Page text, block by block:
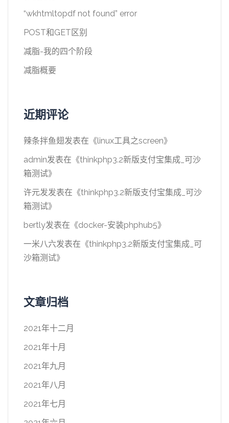
“wkhtmltopdf not found” error
POST和GET区别
减脂-我的四个阶段
减脂概要
近期评论
辣条拌鱼翅发表在《linux工具之screen》
admin发表在《thinkphp3.2新版支付宝集成_可沙
箱测试》
许元发发表在《thinkphp3.2新版支付宝集成_可沙
箱测试》
bertly发表在《docker-安装phphub5》
一米八六发表在《thinkphp3.2新版支付宝集成_可
沙箱测试》
文章归档
2021年十二月
2021年十月
2021年九月
2021年八月
2021年七月